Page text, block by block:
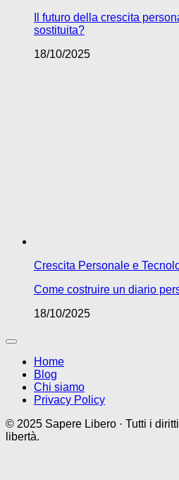
Il futuro della crescita
sostituita?
18/10/2025
Crescita Personale e
Come costruire un diario
18/10/2025
Home
Blog
Chi siamo
Privacy Policy
© 2025 Sapere Libero · Tutti i
libertà.